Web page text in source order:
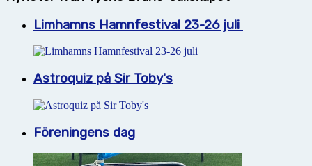
Limhamns Hamnfestival 23-26 juli
Astroquiz på Sir Toby's
Föreningens dag